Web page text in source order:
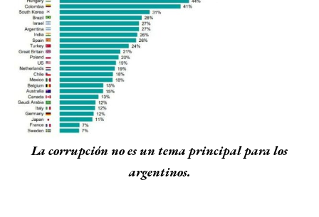
La corrupción no es un tema principal para los
argentinos.